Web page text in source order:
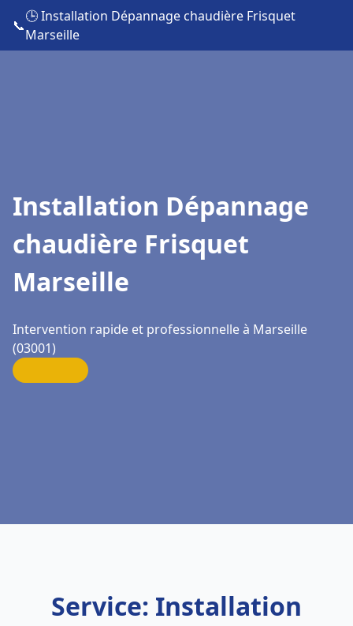
📞
🕒 Installation Dépannage chaudière Frisquet
Marseille
Installation Dépannage
chaudière Frisquet
Marseille
Intervention rapide et professionnelle à Marseille
(03001)
Service: Installation